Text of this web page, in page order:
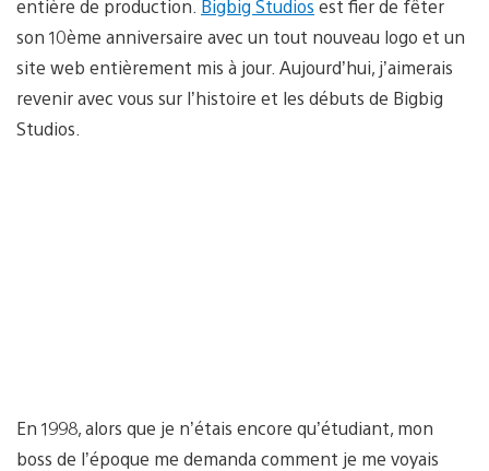
entière de production. Bigbig Studios est fier de fêter
son 10ème anniversaire avec un tout nouveau logo et un
site web entièrement mis à jour. Aujourd’hui, j’aimerais
revenir avec vous sur l’histoire et les débuts de Bigbig
Studios.
En 1998, alors que je n’étais encore qu’étudiant, mon
boss de l’époque me demanda comment je me voyais